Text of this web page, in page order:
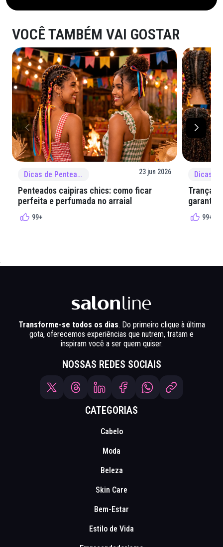
VOCÊ TAMBÉM VAI GOSTAR
Dicas de Penteado 23 jun 2026
Penteados caipiras chics: como ficar
perfeita e perfumada no arraial
99+
Tranças
garantir
99+
Transforme-se todos os dias. Do primeiro clique à última
gota, oferecemos experiências que nutrem, tratam e
inspiram você a ser quem quiser.
NOSSAS REDES SOCIAIS
CATEGORIAS
Cabelo
Moda
Beleza
Skin Care
Bem-Estar
Estilo de Vida